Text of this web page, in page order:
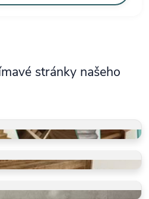
stránky našeho